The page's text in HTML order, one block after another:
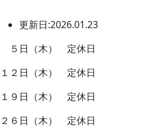
更新日:2026.01.23
５日（木） 定休日
１２日（木） 定休日
１９日（木） 定休日
２６日（木） 定休日